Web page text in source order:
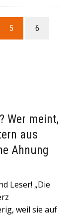
5 6
Wer meint,
aus
Ahnung
Leser! „Die
weil sie auf